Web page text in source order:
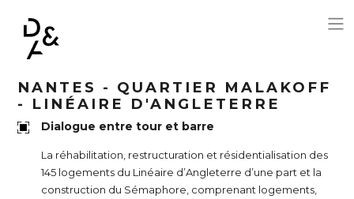
NANTES - QUARTIER MALAKOFF
- LINÉAIRE D'ANGLETERRE
Dialogue entre tour et barre
La réhabilitation, restructuration et résidentialisation des
145 logements du Linéaire d’Angleterre d’une part et la
construction du Sémaphore, comprenant logements,